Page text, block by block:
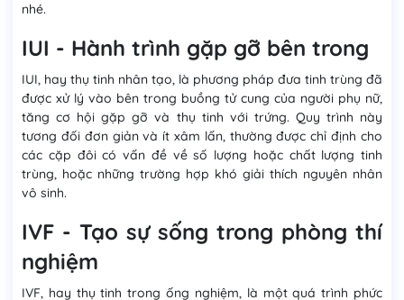
nhé.
IUI - Hành trình gặp gỡ bên trong
IUI, hay thụ tinh nhân tạo, là phương pháp đưa tinh trùng đã
được xử lý vào bên trong buồng tử cung của người phụ nữ,
tăng cơ hội gặp gỡ và thụ tinh với trứng. Quy trình này
tương đối đơn giản và ít xâm lấn, thường được chỉ định cho
các cặp đôi có vấn đề về số lượng hoặc chất lượng tinh
trùng, hoặc những trường hợp khó giải thích nguyên nhân
vô sinh.
IVF - Tạo sự sống trong phòng thí
nghiệm
IVF, hay thụ tinh trong ống nghiệm, là một quá trình phức